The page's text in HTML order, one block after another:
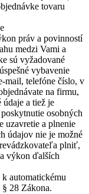
tovaru
práv a povinností
medzi Vami a
sú vyžadované
vybavenie
mail, telefóne číslo, v
na firmu,
a tiež je
osobných
uzavretie a plnenie
údajov nie je možné
plniť,
výkon ďalších
automatickému
28 Zákona.